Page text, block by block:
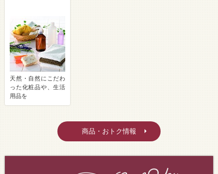
天然・自然にこだわ
った化粧品や、生活
用品を
商品・おトク情報